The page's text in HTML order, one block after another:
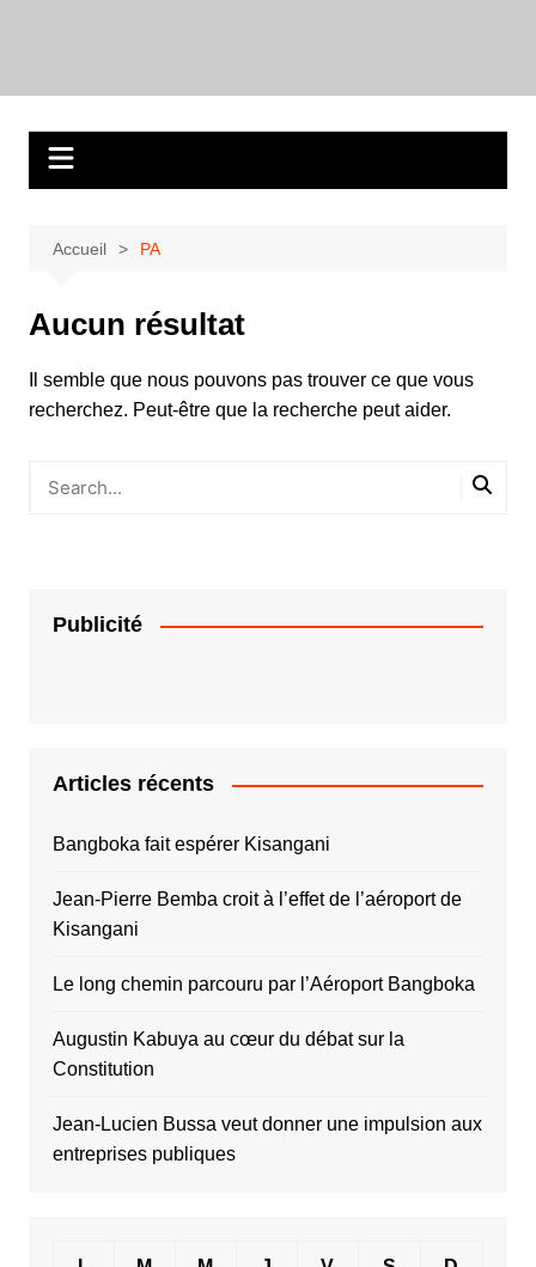
Accueil PA
Aucun résultat
Il semble que nous pouvons pas trouver ce que vous
recherchez. Peut-être que la recherche peut aider.
Publicité
Articles récents
Bangboka fait espérer Kisangani
Jean-Pierre Bemba croit à l’effet de l’aéroport de
Kisangani
Le long chemin parcouru par l’Aéroport Bangboka
Augustin Kabuya au cœur du débat sur la
Constitution
Jean-Lucien Bussa veut donner une impulsion aux
entreprises publiques